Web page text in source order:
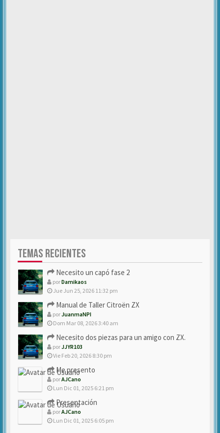
TEMAS RECIENTES
Necesito un capó fase 2
porDamikaos
Jue Jun 25, 2026 11:32 pm
Manual de Taller Citroën ZX
porJuanmaNPI
Dom Mar 08, 2026 3:40 am
Necesito dos piezas para un amigo con ZX.
porJJYR103
Vie Feb 20, 2026 8:30 pm
Me presento
porAJCano
Lun Dic 01, 2025 6:21 pm
Presentación
porAJCano
Lun Dic 01, 2025 6:05 pm